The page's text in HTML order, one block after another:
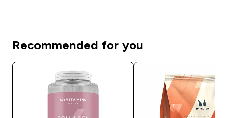
Recommended for you